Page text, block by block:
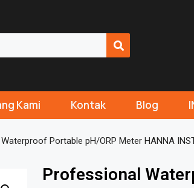
Kami Kontak Blog
Portable pH/ORP Meter HANNA
Professional